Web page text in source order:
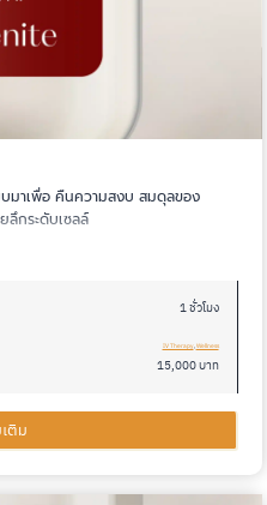
มาเพื่อ คืนความสงบ สมดุลของ
ลึกระดับเซลล์
1 ชั่วโมง
IV Therapy, Wellness
15,000 บาท
ติม